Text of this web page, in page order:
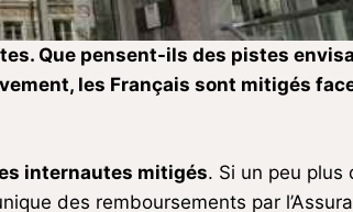
Que pensent-ils des pistes
les Français sont mitigés
internautes mitigés. Si un peu plus
des remboursements par